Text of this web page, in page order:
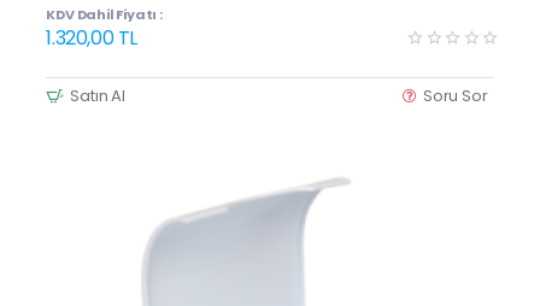
KDV Dahil Fiyatı :
1.320,00 TL
Satın Al Soru Sor